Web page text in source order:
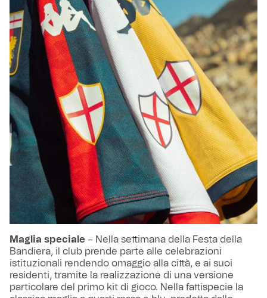
Maglia speciale – Nella settimana della Festa della
Bandiera, il club prende parte alle celebrazioni
istituzionali rendendo omaggio alla città, e ai suoi
residenti, tramite la realizzazione di una versione
particolare del primo kit di gioco. Nella fattispecie la